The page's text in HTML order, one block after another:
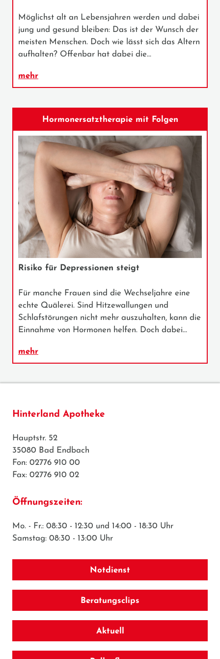
Möglichst alt an Lebensjahren werden und dabei
jung und gesund bleiben: Das ist der Wunsch der
meisten Menschen. Doch wie lässt sich das Altern
aufhalten? Offenbar hat dabei die…
mehr
Hormonersatztherapie mit Folgen
Risiko für Depressionen steigt
Für manche Frauen sind die Wechseljahre eine
echte Quälerei. Sind Hitzewallungen und
Schlafstörungen nicht mehr auszuhalten, kann die
Einnahme von Hormonen helfen. Doch dabei…
mehr
Hinterland Apotheke
Hauptstr. 52
35080 Bad Endbach
Fon: 02776 910 00
Fax: 02776 910 02
Öffnungszeiten:
Mo. - Fr.: 08:30 - 12:30 und 14:00 - 18:30 Uhr
Samstag: 08:30 - 13:00 Uhr
Notdienst
Beratungsclips
Aktuell